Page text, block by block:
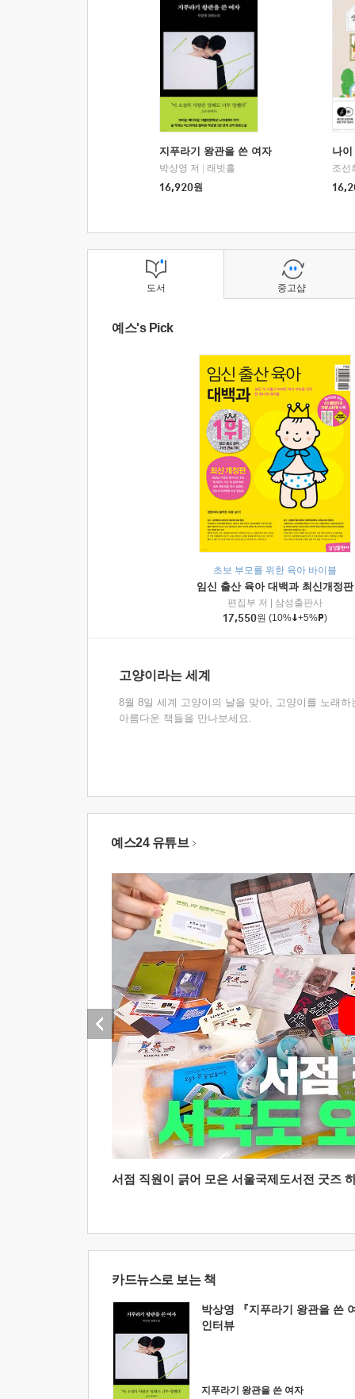
지푸라기 왕관을 쓴 여자
박상영 저
래빗홀
16,920원
나
조선
도서
예스's Pick
초보 부모를 위한 육아 바이블
임신 출산 육아 대백과 최신개정판
편집부 저
삼성출판사
17,550원 (10% +5% )
고양이라는 세계
8월 8일 세계 고양이의 날을 맞아, 고양이를 노래하
아름다운 책들을 만나보세요.
중고샵
예스24 유튜브
서점 직원이 긁어 모은 서울국제도서전 굿즈
카드뉴스로 보는 책
박상영 『지푸라기 왕관을 쓴
인터뷰
지푸라기 왕관을 쓴 여자